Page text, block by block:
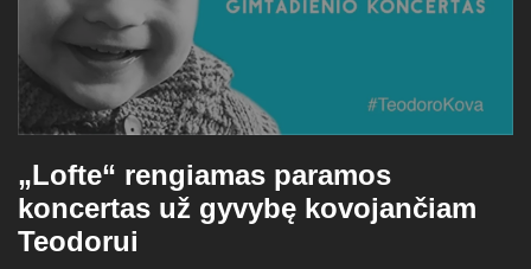
„Lofte“ rengiamas paramos
koncertas už gyvybę kovojančiam
Teodorui